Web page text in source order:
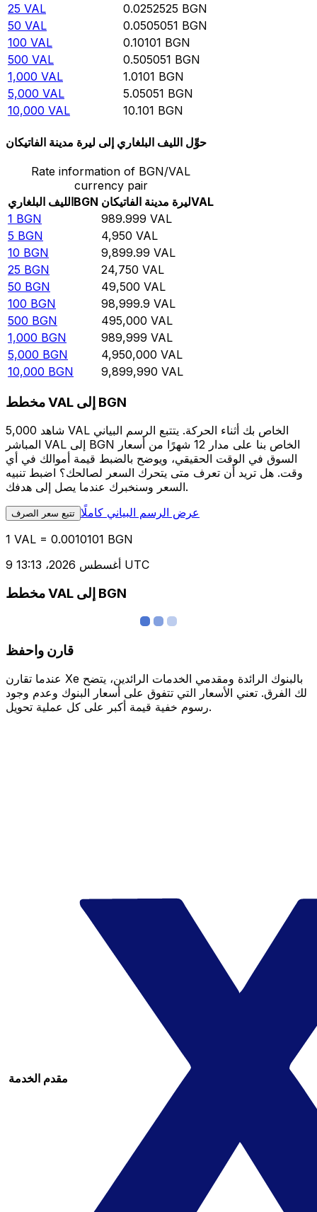
25 VAL 0.0252525 BGN
50 VAL 0.0505051 BGN
100 VAL 0.10101 BGN
500 VAL 0.505051 BGN
1,000 VAL 1.0101 BGN
5,000 VAL 5.05051 BGN
10,000 VAL 10.101 BGN
حوِّل الليف البلغاري إلى ليرة مدينة الفاتيكان
Rate information of BGN/VAL
currency pair
الليف البلغاريBGN ليرة مدينة الفاتيكانVAL
1 BGN 989.999 VAL
5 BGN 4,950 VAL
10 BGN 9,899.99 VAL
25 BGN 24,750 VAL
50 BGN 49,500 VAL
100 BGN 98,999.9 VAL
500 BGN 495,000 VAL
1,000 BGN 989,999 VAL
5,000 BGN 4,950,000 VAL
10,000 BGN 9,899,990 VAL
مخطط VAL إلى BGN
شاهد 5,000 VAL الخاص بك أثناء الحركة. يتتبع الرسم البياني
المباشر VAL إلى BGN الخاص بنا على مدار 12 شهرًا من أسعار
السوق في الوقت الحقيقي، ويوضح بالضبط قيمة أموالك في أي
وقت. هل تريد أن تعرف متى يتحرك السعر لصالحك؟ اضبط تنبيه
السعر وسنخبرك عندما يصل إلى هدفك.
تتبع سعر الصرف عرض الرسم البياني كاملًا
1 VAL = 0.0010101 BGN
9 أغسطس 2026، 13:13 UTC
مخطط VAL إلى BGN
قارن واحفظ
عندما تقارن Xe بالبنوك الرائدة ومقدمي الخدمات الرائدين، يتضح
لك الفرق. تعني الأسعار التي تتفوق على أسعار البنوك وعدم وجود
رسوم خفية قيمة أكبر على كل عملية تحويل.
مقدم الخدمة